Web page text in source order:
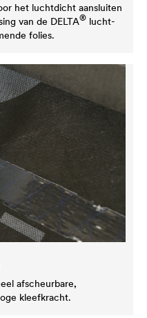
het luchtdicht aansluiten
van de DELTA® lucht-
folies.
afscheurbare,
kleefkracht.